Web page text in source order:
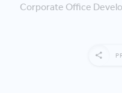
Corporate Office